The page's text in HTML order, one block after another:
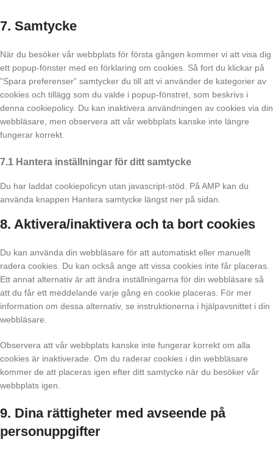
7. Samtycke
När du besöker vår webbplats för första gången kommer vi att visa dig
ett popup-fönster med en förklaring om cookies. Så fort du klickar på
”Spara preferenser” samtycker du till att vi använder de kategorier av
cookies och tillägg som du valde i popup-fönstret, som beskrivs i
denna cookiepolicy. Du kan inaktivera användningen av cookies via din
webbläsare, men observera att vår webbplats kanske inte längre
fungerar korrekt.
7.1 Hantera inställningar för ditt samtycke
Du har laddat cookiepolicyn utan javascript-stöd. På AMP kan du
använda knappen Hantera samtycke längst ner på sidan.
8. Aktivera/inaktivera och ta bort cookies
Du kan använda din webbläsare för att automatiskt eller manuellt
radera cookies. Du kan också ange att vissa cookies inte får placeras.
Ett annat alternativ är att ändra inställningarna för din webbläsare så
att du får ett meddelande varje gång en cookie placeras. För mer
information om dessa alternativ, se instruktionerna i hjälpavsnittet i din
webbläsare.
Observera att vår webbplats kanske inte fungerar korrekt om alla
cookies är inaktiverade. Om du raderar cookies i din webbläsare
kommer de att placeras igen efter ditt samtycke när du besöker vår
webbplats igen.
9. Dina rättigheter med avseende på
personuppgifter